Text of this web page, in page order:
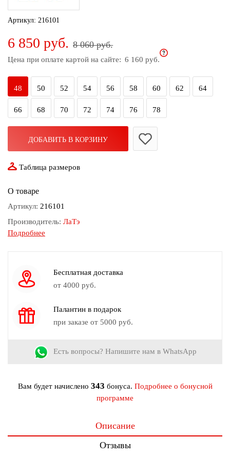
дома
и
для
пляжа
Новинки
Артикул: 216101
6 850 руб. 8 060 руб.
Цена при оплате картой на сайте: 6 160 руб.
48 50 52 54 56 58 60 62 64
66 68 70 72 74 76 78
ДОБАВИТЬ В КОРЗИНУ
Таблица размеров
О товаре
Артикул: 216101
Производитель: ЛаТэ
Состав:65% вискоза, 30% полиэстер, 5% эластан
Подробнее
Бесплатная доставка
от 4000 руб.
Палантин в подарок
при заказе от 5000 руб.
Есть вопросы? Напишите нам в WhatsApp
Вам будет начислено 343 бонуса. Подробнее о бонусной
программе
Описание
Отзывы